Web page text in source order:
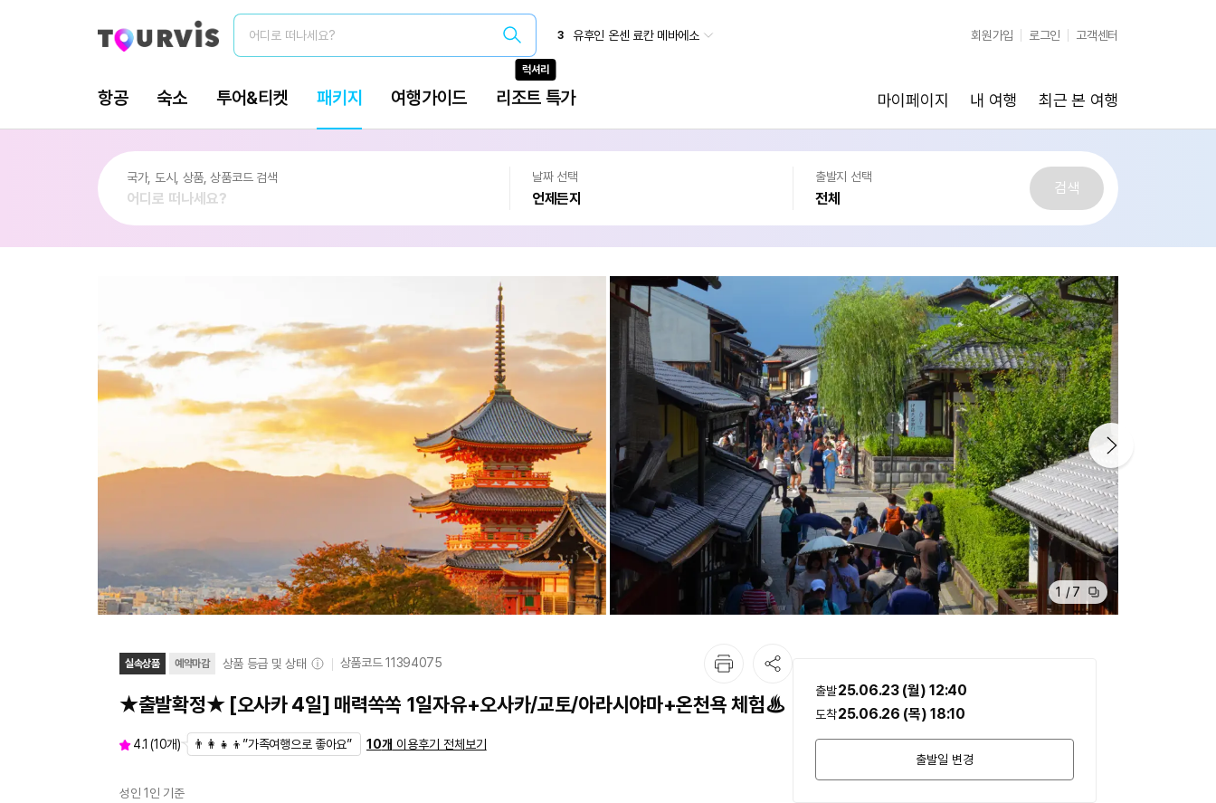
1 / 7
실속상품 예약마감 상품 등급 및 상태 상품코드11394075
★출발확정★ [오사카 4일] 매력쏙쏙 1일자유+오사카/교토/아라시야마+온천욕 체험♨
4.1 (10개) 👨‍👩‍👧‍👦”가족여행으로 좋아요” 10개 이용후기 전체보기
성인 1인 기준
출발25.06.23 (월) 12:40
도착25.06.26 (목) 18:10
출발일 변경